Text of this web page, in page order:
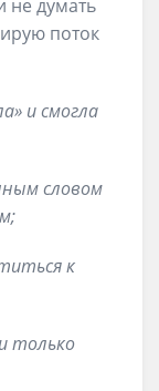
не думать
поток
и смогла
словом
к
только